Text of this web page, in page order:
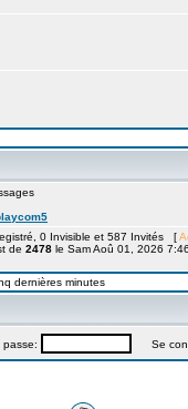
0 Invisible et 587 Invités [
de 2478 le Sam Aoû 01, 2026
dernières minutes
Se